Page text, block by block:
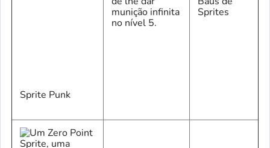
Sprite Punk
munição infinita
no nível 5.
Sprites